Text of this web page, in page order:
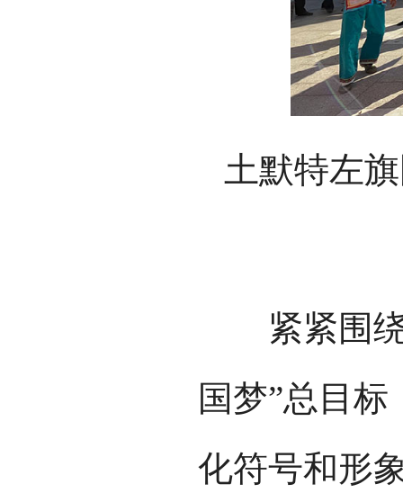
土默特左
紧紧围绕“
国梦”总目
化符号和形